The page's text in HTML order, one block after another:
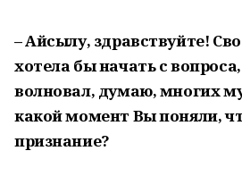
– Айсылу, здравствуйте!
хотела бы начать с
волновал, думаю, многих
какой момент Вы поняли,
признание?